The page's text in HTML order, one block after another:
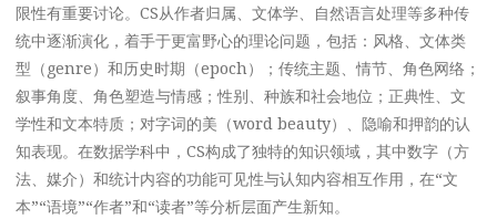
限性有重要讨论。CS从作者归属、文体学、自然语言处理等多种传
统中逐渐演化，着手于更富野心的理论问题，包括：风格、文体类
型（genre）和历史时期（epoch）；传统主题、情节、角色网络；
叙事角度、角色塑造与情感；性别、种族和社会地位；正典性、文
学性和文本特质；对字词的美（word beauty）、隐喻和押韵的认
知表现。在数据学科中，CS构成了独特的知识领域，其中数字（方
法、媒介）和统计内容的功能可见性与认知内容相互作用，在“文
本”“语境”“作者”和“读者”等分析层面产生新知。